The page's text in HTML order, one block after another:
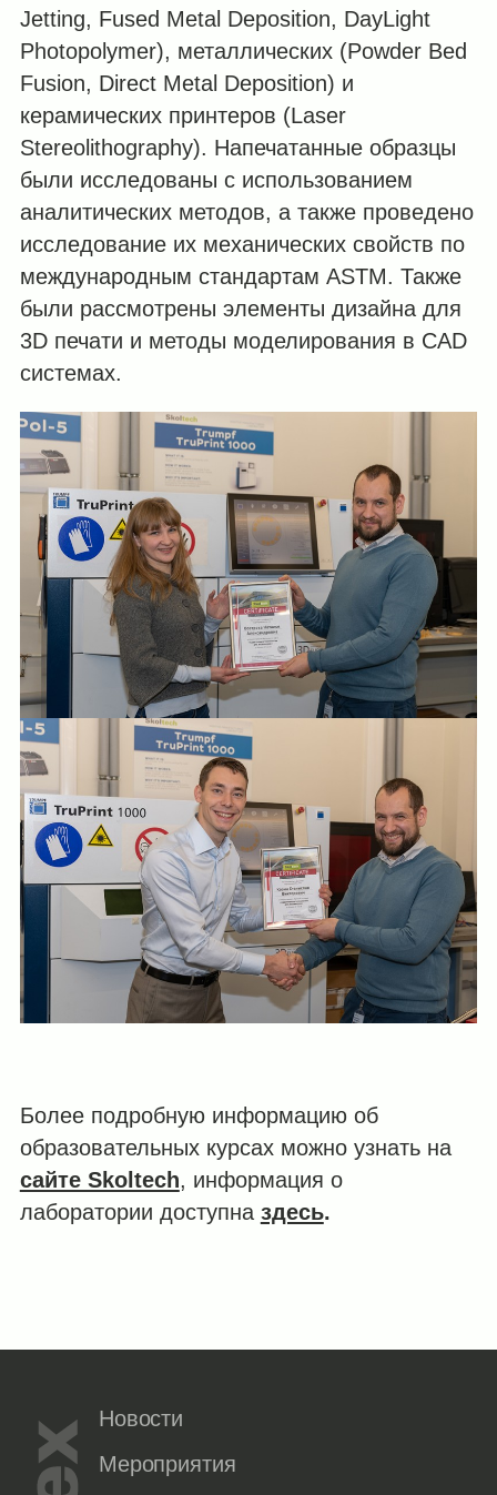
Jetting, Fused Metal Deposition, DayLight
Photopolymer), металлических (Powder Bed
Fusion, Direct Metal Deposition) и
керамических принтеров (Laser
Stereolithography). Напечатанные образцы
были исследованы с использованием
аналитических методов, а также проведено
исследование их механических свойств по
международным стандартам ASTM. Также
были рассмотрены элементы дизайна для
3D печати и методы моделирования в CAD
системах.
Более подробную информацию об
образовательных курсах можно узнать на
сайте Skoltech, информация о
лаборатории доступна здесь.
Новости
Мероприятия